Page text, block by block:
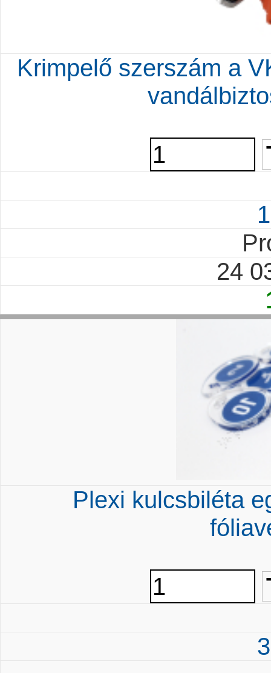
Krimpelő szerszám a
24
Plexi kulcsbiléta